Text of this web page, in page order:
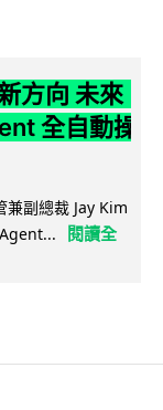
方向 未來
全自動操
副總裁 Jay Kim
閱讀全